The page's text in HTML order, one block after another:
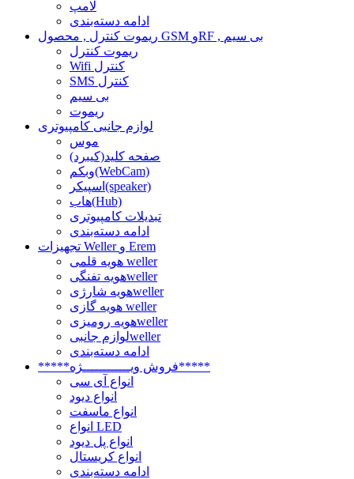
لامپ
ادامه دسته‌بندی
ریموت کنترل , محصول GSM وRF , بی سیم
ریموت کنترل
Wifi کنترل
SMS کنترل
بی سیم
ریموت
لوازم جانبی کامپیوتری
موس
صفحه کلید(کیبرد)
وبکم(WebCam)
اسپیکر(speaker)
هاب(Hub)
تبدیلات کامپیوتری
ادامه دسته‌بندی
تجهیزات Weller و Erem
هویه قلمی weller
هویه تفنگیweller
هویه شارژیweller
هویه گازی weller
هویه رومیزیweller
لوازم جانبیweller
ادامه دسته‌بندی
*****فروش ویــــــــــــژه*****
انواع آی سی
انواع دیود
انواع ماسفت
انواع LED
انواع پل دیود
انواع کریستال
ادامه دسته‌بندی